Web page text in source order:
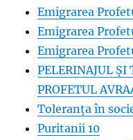
Emigrarea
Emigrarea
Emigrarea
PELERINAJUL ȘI
PROFETUL
Toleranța în
Puritanii 10